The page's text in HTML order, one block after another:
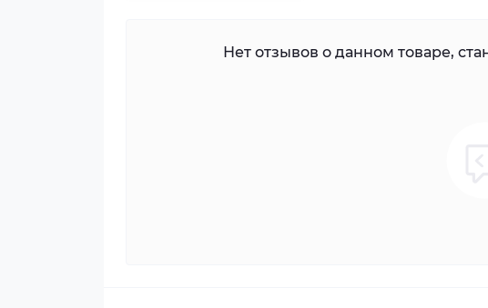
Нет отзывов о данном товаре,